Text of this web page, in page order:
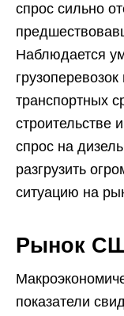
спрос сильно
Наблюдается
транспортных
строительстве
спрос на
разгрузить
ситуацию на
Рынок
показатели